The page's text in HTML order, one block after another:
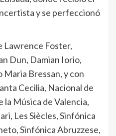
y se perfeccionó
Lawrence Foster,
Dun, Damian Iorio,
Maria Bressan, y con
Cecilia, Nacional de
la Música de Valencia,
Les Siècles, Sinfónica
Sinfónica Abruzzese,